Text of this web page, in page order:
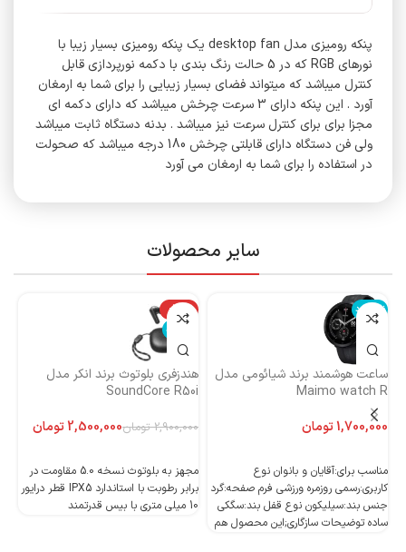
پنکه رومیزی مدل desktop fan یک پنکه رومیزی بسیار زیبا با
نورهای RGB که در 5 حالت رنگ بندی با دکمه نورپردازی قابل
کنترل میباشد که میتواند فضای بسیار زیبایی را برای شما به ارمغان
آورد . این پنکه دارای 3 سرعت چرخش میباشد که دارای دکمه ای
مجزا برای برای کنترل سرعت نیز میباشد . بدنه دستگاه ثابت میباشد
ولی فن دستگاه دارای قابلتی چرخش 180 درجه میباشد که صحولت
در استفاده را برای شما به ارمغان می آورد
سایر محصولات
ناموجود
ساعت هوشمند برند شیائومی مدل
Maimo watch R
تومان
مناسب برای:آقایان و بانوان نوع
کاربری:رسمی روزمره ورزشی فرم صفحه:گرد
جنس بند:سیلیکون نوع قفل بند:سگکی
ساده توضیحات سازگاری;این محصول هم
-14%
ناموجود
هندزفری بلوتوث برند انکر مدل
SoundCore R50i
2,900,000 تومان2,500,000تومان
مجهز به بلوتوث نسخه 5.0 مقاومت در
برابر رطوبت با استاندارد IPX5 قطر درایور
10 میلی متری با بیس قدرتمند